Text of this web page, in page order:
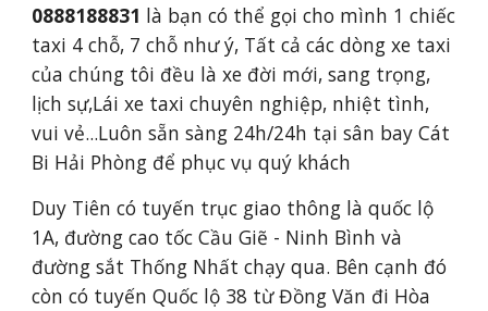
0888188831 là bạn có thể gọi cho mình 1 chiếc
taxi 4 chỗ, 7 chỗ như ý, Tất cả các dòng xe taxi
của chúng tôi đều là xe đời mới, sang trọng,
lịch sự,Lái xe taxi chuyên nghiệp, nhiệt tình,
vui vẻ...Luôn sẵn sàng 24h/24h tại sân bay Cát
Bi Hải Phòng để phục vụ quý khách
Duy Tiên có tuyến trục giao thông là quốc lộ
1A, đường cao tốc Cầu Giẽ - Ninh Bình và
đường sắt Thống Nhất chạy qua. Bên cạnh đó
còn có tuyến Quốc lộ 38 từ Đồng Văn đi Hòa